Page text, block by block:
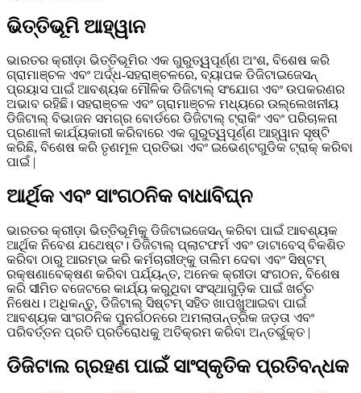
ଭିତ୍ତିଭୂମି ଆହ୍ୱାନ
ଭାରତର କ୍ରୀଡ଼ା ଭିତ୍ତିଭୂମିର ଏକ ଗୁରୁତ୍ୱପୂର୍ଣ୍ଣ ଅଂଶ, ବିଶେଷ କରି
ଗ୍ରାମାଞ୍ଚଳ ଏବଂ ଅର୍ଦ୍ଧ-ସହରାଞ୍ଚଳରେ, ବ୍ୟାପକ ଡିଜିଟାଇଜେସନ୍
ପ୍ରୟାସ ପାଇଁ ଆବଶ୍ୟକ ମୌଳିକ ଡିଜିଟାଲ୍ ସଂଯୋଗ ଏବଂ ଉପକରଣର
ଅଭାବ ରହିଛି। ସହରାଞ୍ଚଳ ଏବଂ ଗ୍ରାମାଞ୍ଚଳ ମଧ୍ୟରେ ଉଲ୍ଲେଖନୀୟ
ଡିଜିଟାଲ୍ ବିଭାଜନ ସମଗ୍ର ବୋର୍ଡରେ ଡିଜିଟାଲ୍ ଟ୍ରାକିଂ ଏବଂ ପରିଚାଳନା
ପ୍ରଣାଳୀ କାର୍ଯ୍ୟକାରୀ କରିବାରେ ଏକ ଗୁରୁତ୍ୱପୂର୍ଣ୍ଣ ଆହ୍ୱାନ ସୃଷ୍ଟି
କରିଛି, ବିଶେଷ କରି ତୃଣମୂଳ ପ୍ରତିଭା ଏବଂ ଇଭେଣ୍ଟଗୁଡିକ ଟ୍ରାକ୍ କରିବା
ପାଇଁ |
ଆର୍ଥିକ ଏବଂ ସାଂଗଠନିକ ବାଧାବିଘ୍ନ
ଭାରତର କ୍ରୀଡ଼ା ଭିତ୍ତିଭୂମିକୁ ଡିଜିଟାଇଜେସନ୍ କରିବା ପାଇଁ ଆବଶ୍ୟକ
ଆର୍ଥିକ ନିବେଶ ଯଥେଷ୍ଟ। ଡିଜିଟାଲ୍ ପ୍ଲାଟଫର୍ମ ଏବଂ ଡାଟାବେସ୍ ବିକଶିତ
କରିବା ଠାରୁ ଆରମ୍ଭ କରି କର୍ମଚାରୀଙ୍କୁ ତାଲିମ ଦେବା ଏବଂ ସିଷ୍ଟମ୍
ରକ୍ଷଣାବେକ୍ଷଣ କରିବା ପର୍ଯ୍ୟନ୍ତ, ଅନେକ କ୍ରୀଡା ସଂଗଠନ, ବିଶେଷ
କରି ସୀମିତ ବଜେଟରେ କାର୍ଯ୍ୟ କରୁଥିବା ସଂସ୍ଥାଗୁଡ଼ିକ ପାଇଁ ଖର୍ଚ୍ଚ
ନିଷେଧ। ଅଧିକନ୍ତୁ, ଡିଜିଟାଲ୍ ସିଷ୍ଟମ୍ ସହିତ ଖାପଖୁଆଇବା ପାଇଁ
ଆବଶ୍ୟକ ସାଂଗଠନିକ ପୁନର୍ଗଠନରେ ଅମଲାତାନ୍ତ୍ରିକ ଜଡ଼ତା ଏବଂ
ପରିବର୍ତ୍ତନ ପ୍ରତି ପ୍ରତିରୋଧକୁ ଅତିକ୍ରମ କରିବା ଅନ୍ତର୍ଭୁକ୍ତ |
ଡିଜିଟାଲ ଗ୍ରହଣ ପାଇଁ ସାଂସ୍କୃତିକ ପ୍ରତିବନ୍ଧକ